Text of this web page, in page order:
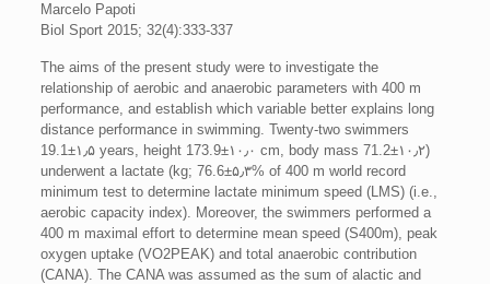
Marcelo Papoti
Biol Sport 2015; 32(4):333-337
The aims of the present study were to investigate the
relationship of aerobic and anaerobic parameters with 400 m
performance, and establish which variable better explains long
distance performance in swimming. Twenty-two swimmers
(19.1±۱٫۵ years, height 173.9±۱۰٫۰ cm, body mass 71.2±۱۰٫۲
kg; 76.6±۵٫۳% of 400 m world record) underwent a lactate
minimum test to determine lactate minimum speed (LMS) (i.e.,
aerobic capacity index). Moreover, the swimmers performed a
400 m maximal effort to determine mean speed (S400m), peak
oxygen uptake (VO2PEAK) and total anaerobic contribution
(CANA). The CANA was assumed as the sum of alactic and